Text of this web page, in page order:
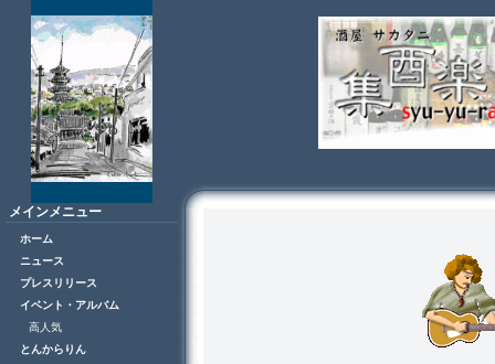
メインメニュー
ホーム
ニュース
プレスリリース
イベント・アルバム
高人気
とんからりん